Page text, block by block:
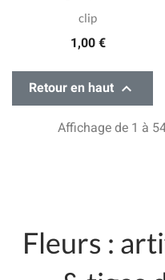
clip
1,00 €
Retour en haut 
Affichage de 1 à
Fleurs :